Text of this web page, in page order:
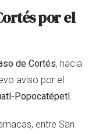
por el
de Cortés, hacia
aviso por el
Popocatépetl
entre San